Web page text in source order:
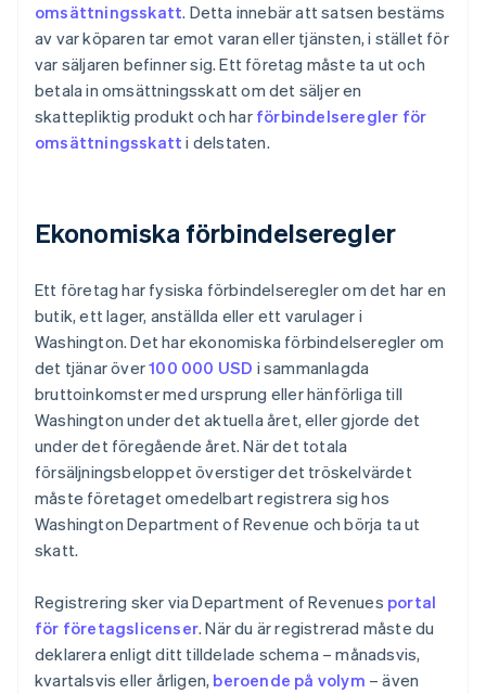
omsättningsskatt. Detta innebär att satsen bestäms
av var köparen tar emot varan eller tjänsten, i stället för
var säljaren befinner sig. Ett företag måste ta ut och
betala in omsättningsskatt om det säljer en
skattepliktig produkt och har förbindelseregler för
omsättningsskatt i delstaten.
Ekonomiska förbindelseregler
Ett företag har fysiska förbindelseregler om det har en
butik, ett lager, anställda eller ett varulager i
Washington. Det har ekonomiska förbindelseregler om
det tjänar över100 000 USD i sammanlagda
bruttoinkomster med ursprung eller hänförliga till
Washington under det aktuella året, eller gjorde det
under det föregående året. När det totala
försäljningsbeloppet överstiger det tröskelvärdet
måste företaget omedelbart registrera sig hos
Washington Department of Revenue och börja ta ut
skatt.
Registrering sker via Department of Revenues portal
för företagslicenser. När du är registrerad måste du
deklarera enligt ditt tilldelade schema – månadsvis,
kvartalsvis eller årligen, beroende på volym – även